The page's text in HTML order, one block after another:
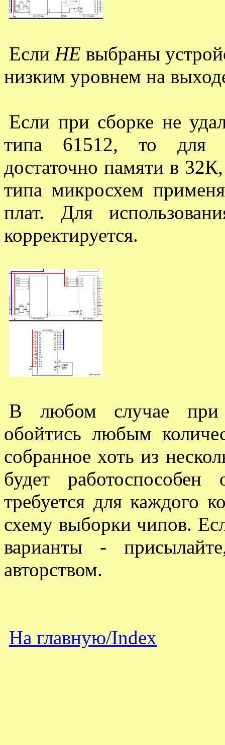
Если НЕ выбраны
низким уровнем на
Если при сборке не
типа 61512, то для
достаточно памяти в
типа микросхем
плат. Для
корректируется.
В любом случае при
обойтись любым
собранное хоть из
будет
требуется для каждого
схему выборки чипов.
варианты -
авторством.
На главную/Index